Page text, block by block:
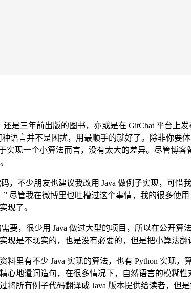
是三年前出版的图书，亦或是在 GitChat 平台上发
语言并不是困扰，用最顺手的就好了。除非你要
实现一个小算法而言，没有太大的差异。尽管博
，不少朋友也建议我改用 Java 做例子实现，可惜
尽管我在微博里也吐槽过这个事情，我的很多使用
现了。
要，很少用 Java 做过大型的项目，所以在公开
现是不现实的，也是没有必要的，但是把小算法翻
料里有不少 Java 实现的算法，也有 Python 实现
心地遣词造句，在很多情况下，自然语言的模糊
将所有例子代码翻译成 Java 版本提供给读者，但